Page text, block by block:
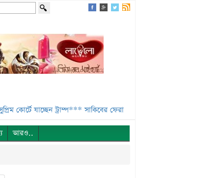
যাচ্ছেন ট্রাম্প*** সাকিবের ফেরা নিয়ে কঠোর অবস্থানে ক্রীড়া প্রতিমন্ত্রী***
আরও..